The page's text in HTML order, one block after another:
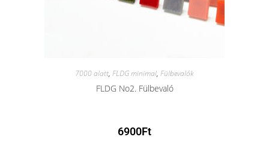
7000 alatt, FLDG minimal, Fülbevalók
FLDG No2. Fülbevaló
6900Ft